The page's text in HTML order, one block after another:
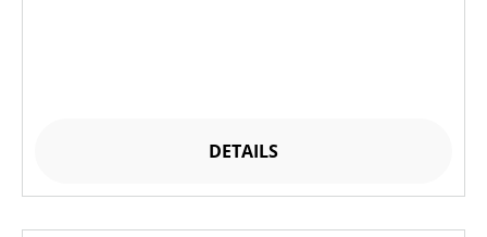
DETAILS